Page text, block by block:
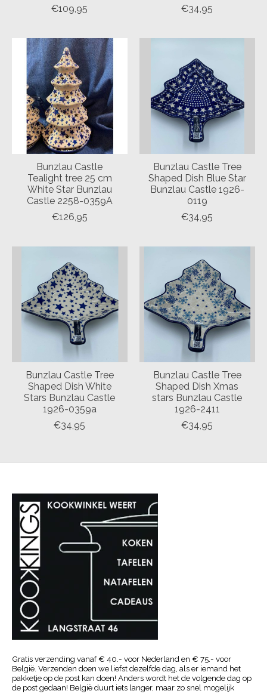
€109,95
€34,95
Bunzlau Castle
Tealight tree 25 cm
White Star Bunzlau
Castle 2258-0359A
€126,95
Bunzlau Castle Tree
Shaped Dish Blue Star
Bunzlau Castle 1926-
0119
€34,95
Bunzlau Castle Tree
Shaped Dish White
Stars Bunzlau Castle
1926-0359a
€34,95
Bunzlau Castle Tree
Shaped Dish Xmas
stars Bunzlau Castle
1926-2411
€34,95
Gratis verzending vanaf € 40.- voor Nederland en € 75.- voor
België. Verzenden doen we liefst dezelfde dag, als er iemand het
pakketje op de post kan doen! Anders wordt het de volgende dag op
de post gedaan! België duurt iets langer, maar zo snel mogelijk